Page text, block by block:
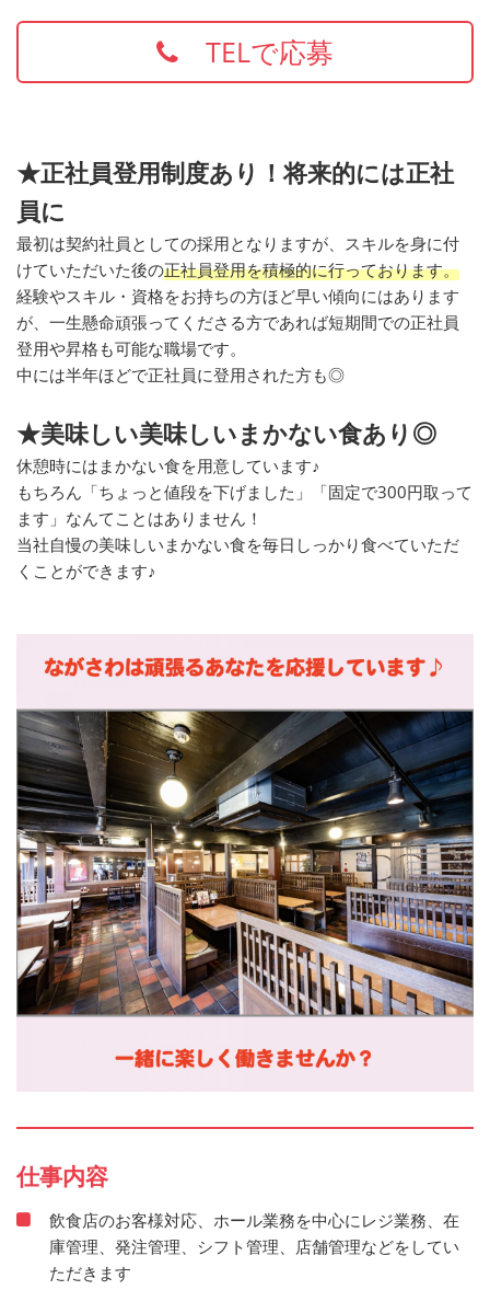
TELで応募
★正社員登用制度あり！将来的には正社
員に
最初は契約社員としての採用となりますが、スキルを身に付
けていただいた後の正社員登用を積極的に行っております。
経験やスキル・資格をお持ちの方ほど早い傾向にはあります
が、一生懸命頑張ってくださる方であれば短期間での正社員
登用や昇格も可能な職場です。
中には半年ほどで正社員に登用された方も◎
★美味しい美味しいまかない食あり◎
休憩時にはまかない食を用意しています♪
もちろん「ちょっと値段を下げました」「固定で300円取って
ます」なんてことはありません！
当社自慢の美味しいまかない食を毎日しっかり食べていただ
くことができます♪
仕事内容
飲食店のお客様対応、ホール業務を中心にレジ業務、在
庫管理、発注管理、シフト管理、店舗管理などをしてい
ただきます